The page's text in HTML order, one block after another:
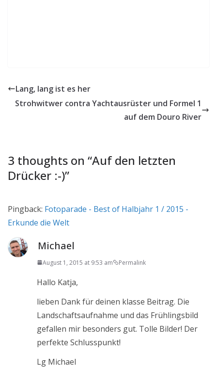
Lang, lang ist es her
Strohwitwer contra Yachtausrüster und Formel 1
auf dem Douro River
3 thoughts on “Auf den letzten
Drücker :-)”
Pingback: Fotoparade - Best of Halbjahr 1 / 2015 -
Erkunde die Welt
Michael
August 1, 2015 at 9:53 am Permalink
Hallo Katja,
lieben Dank für deinen klasse Beitrag. Die
Landschaftsaufnahme und das Frühlingsbild
gefallen mir besonders gut. Tolle Bilder! Der
perfekte Schlusspunkt!
Lg Michael